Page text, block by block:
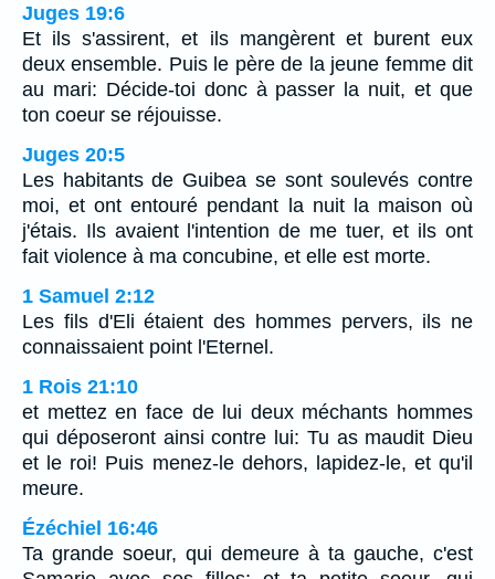
Juges 19:6
Et ils s'assirent, et ils mangèrent et burent eux
deux ensemble. Puis le père de la jeune femme dit
au mari: Décide-toi donc à passer la nuit, et que
ton coeur se réjouisse.
Juges 20:5
Les habitants de Guibea se sont soulevés contre
moi, et ont entouré pendant la nuit la maison où
j'étais. Ils avaient l'intention de me tuer, et ils ont
fait violence à ma concubine, et elle est morte.
1 Samuel 2:12
Les fils d'Eli étaient des hommes pervers, ils ne
connaissaient point l'Eternel.
1 Rois 21:10
et mettez en face de lui deux méchants hommes
qui déposeront ainsi contre lui: Tu as maudit Dieu
et le roi! Puis menez-le dehors, lapidez-le, et qu'il
meure.
Ézéchiel 16:46
Ta grande soeur, qui demeure à ta gauche, c'est